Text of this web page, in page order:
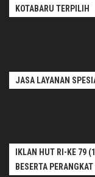
KOTABARU TERPILIH
JASA LAYANAN
IKLAN HUT RI-KE 79
BESERTA PERANGKAT